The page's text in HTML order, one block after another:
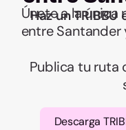
Haz un
Únete a la
entre
Publica tu ruta
Descarga